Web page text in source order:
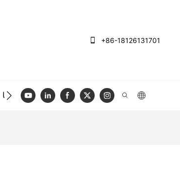
+86-18126131701
الاتصال بنا